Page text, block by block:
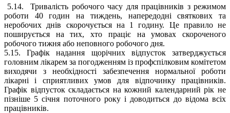
5.14. Тривалість робочого часу для працівників з режимом
роботи 40 годин на тиждень, напередодні святкових та
неробочих днів скорочується на 1 годину. Це правило не
поширується на тих, хто праціє на умовах скороченого
робочого тижня або неповного робочого дня.
5.15. Графік надання щорічних відпусток затверджується
головним лікарем за погодженням із профспілковим комітетом
виходячи з необхідності забезпечення нормальної роботи
лікарні і сприятливих умов для відпочинку працівників.
Графік відпусток складається на кожний календарний рік не
пізніше 5 січня поточного року і доводиться до відома всіх
працівників.